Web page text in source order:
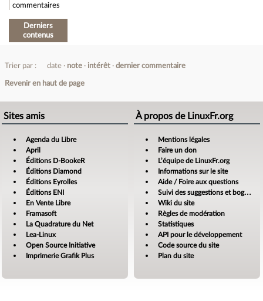
commentaires
Derniers
contenus
Trier par : date note intérêt dernier commentaire
Revenir en haut de page
Sites amis
Agenda du Libre
April
Éditions D-BookeR
Éditions Diamond
Éditions Eyrolles
Éditions ENI
En Vente Libre
Framasoft
La Quadrature du Net
Lea-Linux
Open Source Initiative
Imprimerie Grafik Plus
À propos de LinuxFr.org
Mentions légales
Faire un don
L’équipe de LinuxFr.org
Informations sur le site
Aide / Foire aux questions
Suivi des suggestions et bogues
Wiki du site
Règles de modération
Statistiques
API pour le développement
Code source du site
Plan du site